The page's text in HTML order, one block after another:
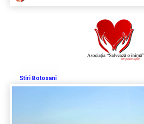
Stiri Botosani